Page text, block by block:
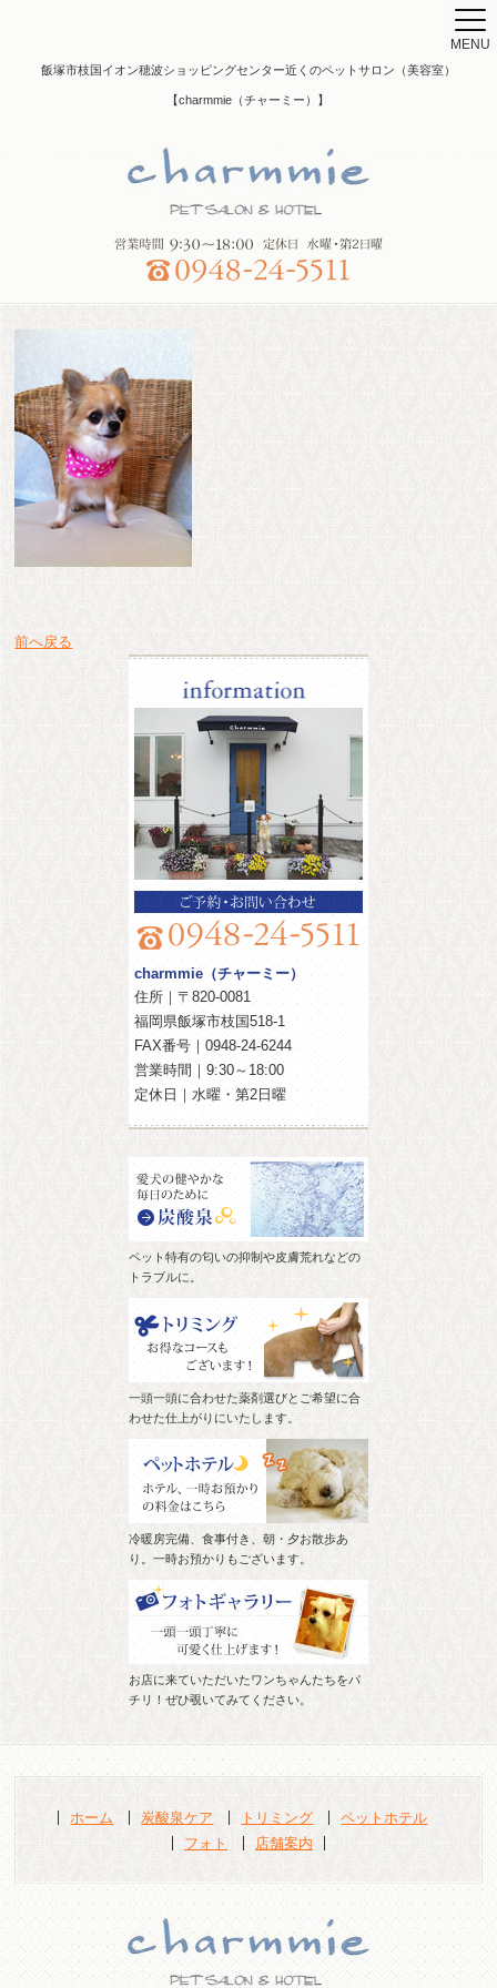
飯塚市枝国イオン穂波ショッピングセンター近くのペットサロン（美容室）
【charmmie（チャーミー）】
MENU
前へ戻る
charmmie（チャーミー）
住所｜〒820-0081
福岡県飯塚市枝国518-1
FAX番号｜0948-24-6244
営業時間｜9:30～18:00
定休日｜水曜・第2日曜
ペット特有の匂いの抑制や皮膚荒れなどの
トラブルに。
一頭一頭に合わせた薬剤選びとご希望に合
わせた仕上がりにいたします。
冷暖房完備、食事付き、朝・夕お散歩あ
り。一時お預かりもございます。
お店に来ていただいたワンちゃんたちをパ
チリ！ぜひ覗いてみてください。
ホーム 炭酸泉ケア トリミング
ペットホテル
フォト
店舗案内